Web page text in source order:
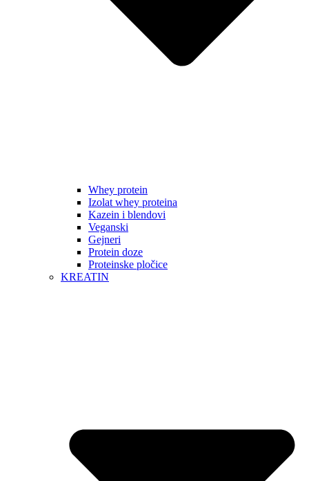
Whey protein
Izolat whey proteina
Kazein i blendovi
Veganski
Gejneri
Protein doze
Proteinske pločice
KREATIN